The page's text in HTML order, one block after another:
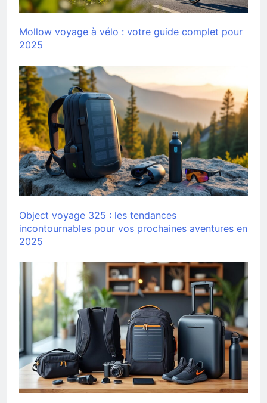
Mollow voyage à vélo : votre guide complet pour
2025
Object voyage 325 : les tendances
incontournables pour vos prochaines aventures en
2025